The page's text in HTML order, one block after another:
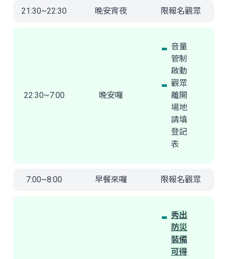
21:30~22:30 晚安宵夜 限報名觀眾
22:30~7:00 晚安囉
音量
管制
啟動
觀眾
離開
場地
請填
登記
表
7:00~8:00 早餐來囉 限報名觀眾
秀出
防災
裝備
可得